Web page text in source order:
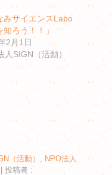
みサイエンスLabo
知ろう！！」
2月1日
人SIGN（活動）
（活動） , NPO法人
投稿者 :